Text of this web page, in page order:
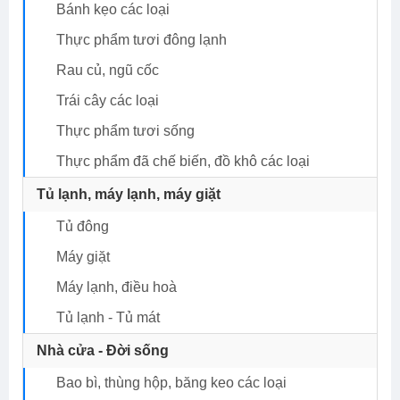
Bánh kẹo các loại
Thực phẩm tươi đông lạnh
Rau củ, ngũ cốc
Trái cây các loại
Thực phẩm tươi sống
Thực phẩm đã chế biến, đồ khô các loại
Tủ lạnh, máy lạnh, máy giặt
Tủ đông
Máy giặt
Máy lạnh, điều hoà
Tủ lạnh - Tủ mát
Nhà cửa - Đời sống
Bao bì, thùng hộp, băng keo các loại